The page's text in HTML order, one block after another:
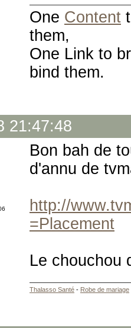
One Content
them,
One Link to
bind them.
21:47:48
Bon bah de
d'annu de
http://
=Placement
Le chouchou
Thalasso Santé - Robe de mariage